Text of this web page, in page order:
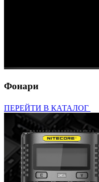
Фонари
ПЕРЕЙТИ В КАТАЛОГ